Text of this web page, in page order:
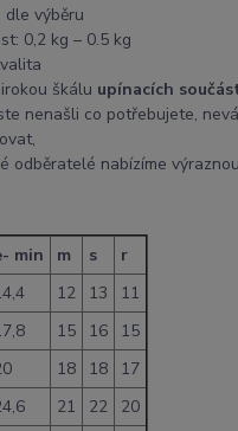
dle výběru
0,2 kg – 0.5 kg
škálu upínacích
nenašli co potřebujete,
odběratelé nabízíme
min m s
r
12 13
11
15 16
15
18 18
17
21 22
20